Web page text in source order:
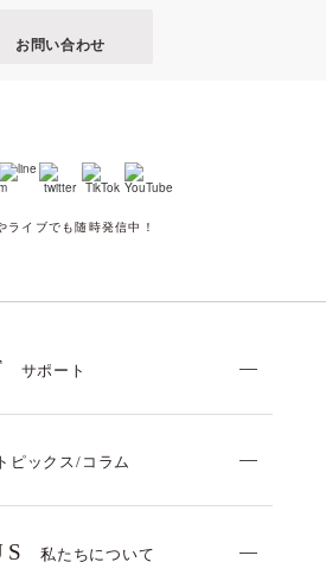
お問い合わせ
ライブでも随時発信中！
サポート
トピックス/コラム
私たちについて